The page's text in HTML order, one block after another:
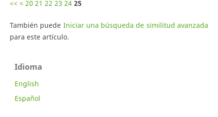
<< < 20 21 22 23 24 25
También puede Iniciar una búsqueda de similitud avanzada
para este artículo.
Idioma
English
Español